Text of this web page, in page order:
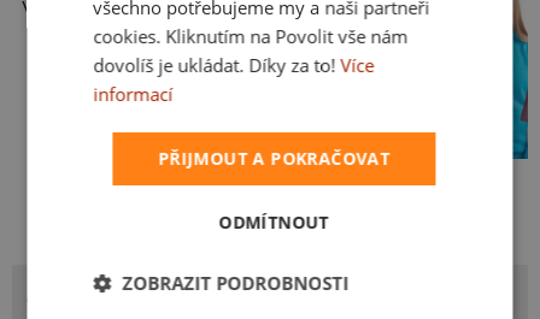
Vlastní potisk
POTISK UPS
všechno potřebujeme my a naši partneři
cookies. Kliknutím na Povolit vše nám
dovolíš je ukládat. Díky za to! Více
informací
PŘIJMOUT A POKRAČOVAT
ODMÍTNOUT
ZOBRAZIT PODROBNOSTI